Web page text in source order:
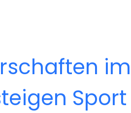
im
Sport